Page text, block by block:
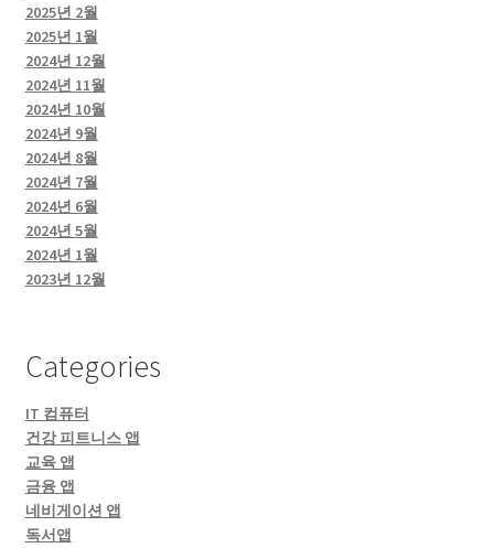
2025년 2월
2025년 1월
2024년 12월
2024년 11월
2024년 10월
2024년 9월
2024년 8월
2024년 7월
2024년 6월
2024년 5월
2024년 1월
2023년 12월
Categories
IT 컴퓨터
건강 피트니스 앱
교육 앱
금융 앱
네비게이션 앱
독서앱